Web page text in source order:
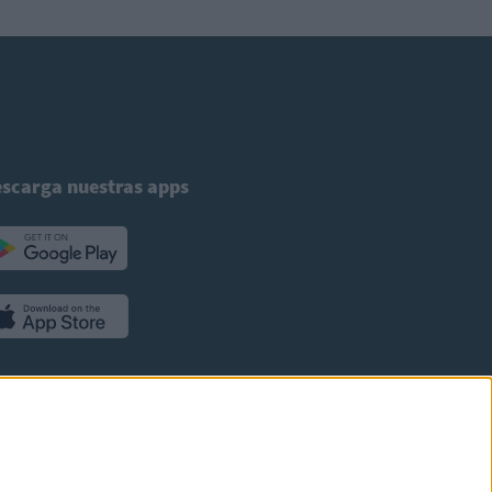
nuestras apps